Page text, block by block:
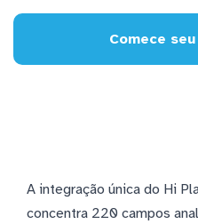
Comece
A integração única do Hi
concentra 220 campos